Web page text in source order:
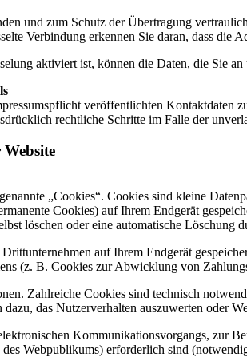
und zum Schutz der Übertragung
Verbindung erkennen Sie daran, dass die
aktiviert ist, können die Daten, die Sie
veröffentlichten Kontaktdaten
rechtliche Schritte im Falle der
„Cookies“. Cookies sind kleine
Cookies) auf Ihrem Endgerät
löschen oder eine automatische Löschung
auf Ihrem Endgerät
(z. B. Cookies zur Abwicklung von
Zahlreiche Cookies sind technisch
das Nutzerverhalten auszuwerten oder
Kommunikationsvorgangs, zur
Webpublikums) erforderlich sind